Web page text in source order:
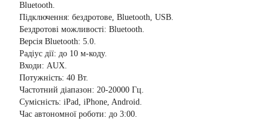
Bluetooth.
Підключення: бездротове, Bluetooth, USB.
Бездротові можливості: Bluetooth.
Версія Bluetooth: 5.0.
Радіус дії: до 10 м-коду.
Входи: AUX.
Потужність: 40 Вт.
Частотний діапазон: 20-20000 Гц.
Сумісність: iPad, iPhone, Android.
Час автономної роботи: до 3:00.